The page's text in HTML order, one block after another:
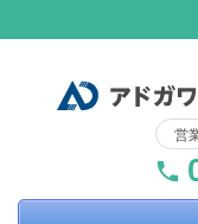
営
phone